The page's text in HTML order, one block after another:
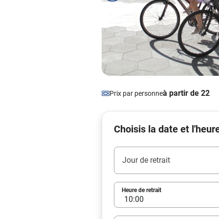
Prix par personneà partir de 22
Choisis la date et
Jour de retrait
Heure de retrait